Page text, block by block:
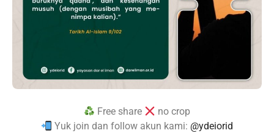
Free share
no crop
Yuk join dan follow akun kami: @ydeiorid